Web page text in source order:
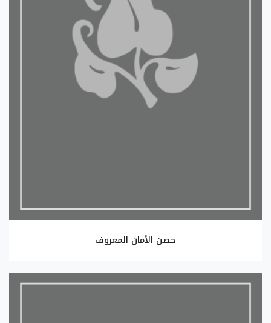
حصن الأمان المعروف